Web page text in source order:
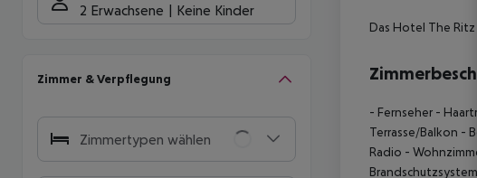
2 Erwachsene Keine Kinder
Zimmer & Verpflegung
Zimmertypen wählen
Das Hotel The
- Fernseher -
Terrasse/Balkon -
Radio -
Brandschutzsystem